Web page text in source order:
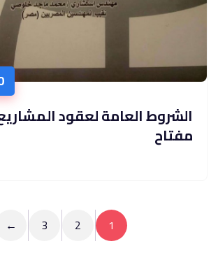
الشروط العامة لعقود
مفتاح
1
2
3
←